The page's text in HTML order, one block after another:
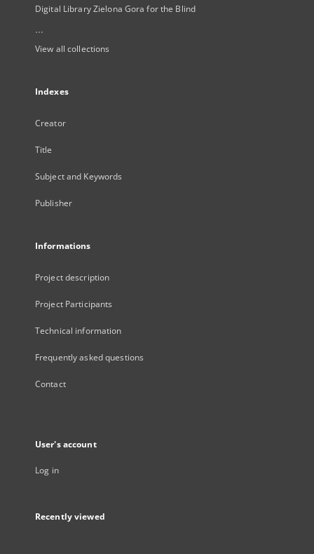
Digital Library Zielona Gora for the Blind
...
View all collections
Indexes
Creator
Title
Subject and Keywords
Publisher
Informations
Project description
Project Participants
Technical information
Frequently asked questions
Contact
User's account
Log in
Recently viewed